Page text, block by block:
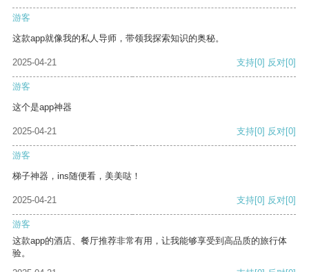
游客
这款app就像我的私人导师，带领我探索知识的奥秘。
2025-04-21 支持[0] 反对[0]
游客
这个是app神器
2025-04-21 支持[0] 反对[0]
游客
梯子神器，ins随便看，美美哒！
2025-04-21 支持[0] 反对[0]
游客
这款app的酒店、餐厅推荐非常有用，让我能够享受到高品质的旅行体
验。